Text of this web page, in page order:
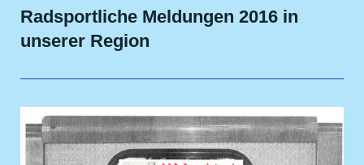
Radsportliche Meldungen 2016 in
unserer Region